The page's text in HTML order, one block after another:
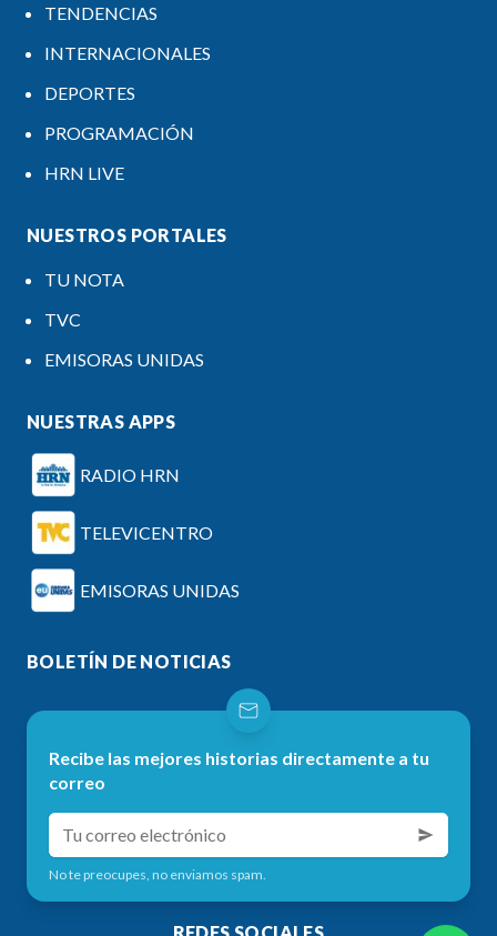
TENDENCIAS
INTERNACIONALES
DEPORTES
PROGRAMACIÓN
HRN LIVE
NUESTROS PORTALES
TU NOTA
TVC
EMISORAS UNIDAS
NUESTRAS APPS
RADIO HRN
TELEVICENTRO
EMISORAS UNIDAS
BOLETÍN DE NOTICIAS
Recibe las mejores historias directamente a tu
correo
No te preocupes, no enviamos spam.
REDES SOCIALES